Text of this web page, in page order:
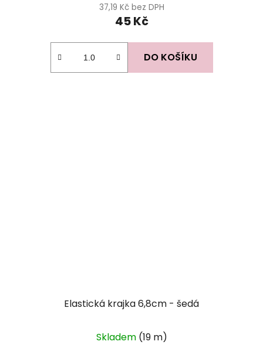
37,19 Kč bez DPH
45 Kč
DO KOŠÍKU
Elastická krajka 6,8cm - šedá
Skladem (19 m)